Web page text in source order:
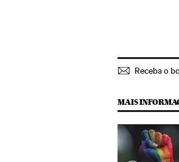
Receba o
MAIS